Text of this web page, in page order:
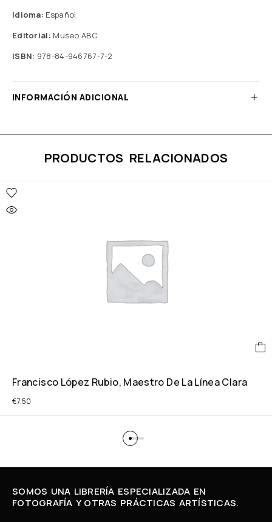
Idioma: Español
Editorial: Museo ABC
ISBN: 978-84-946767-7-2
INFORMACIÓN ADICIONAL
PRODUCTOS RELACIONADOS
Francisco López Rubio, Maestro De La Línea Clara
€7,50
SOMOS UNA LIBRERÍA ESPECIALIZADA EN
FOTOGRAFÍA Y OTRAS PRÁCTICAS ARTÍSTICAS.